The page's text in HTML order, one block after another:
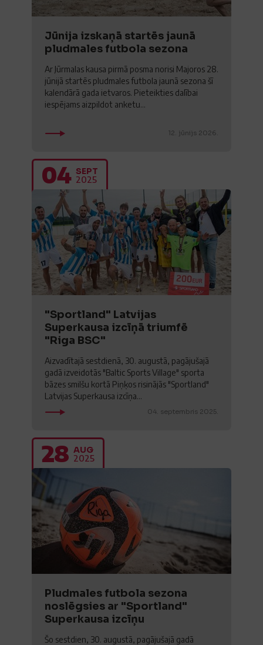
Jūnija izskaņā startēs jaunā
pludmales futbola sezona
Ar Jūrmalas kausa pirmā posma norisi Majoros 28.
jūnijā startēs pludmales futbola jaunā sezona šī
kalendārā gada ietvaros. Pieteikties dalībai
iespējams aizpildot anketu...
12. jūnijs 2026.
04 SEPT
2025
"Sportland" Latvijas
Superkausa izcīņā triumfē
"Riga BSC"
Aizvadītajā sestdienā, 30. augustā, pagājušajā
gadā izveidotās "Baltic Sports Village" sporta
bāzes smilšu kortā Piņķos risinājās "Sportland"
Latvijas Superkausa izcīņa...
04. septembris 2025.
28 AUG
2025
Pludmales futbola sezona
noslēgsies ar "Sportland"
Superkausa izcīņu
Šo sestdien, 30. augustā, pagājušajā gadā